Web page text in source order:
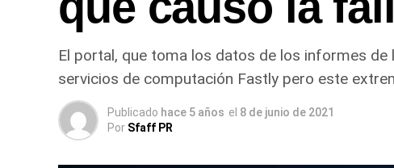
El portal, que toma los datos de los informes
servicios de computación Fastly pero este
Publicado hace 5 años el 8 de junio de 2021
Por Sfaff PR